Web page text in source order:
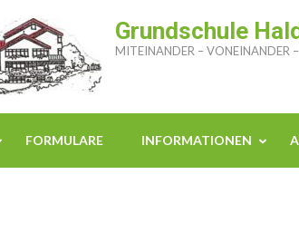
Grundschule
MITEINANDER – VONEINANDER
FORMULARE INFORMATIONEN